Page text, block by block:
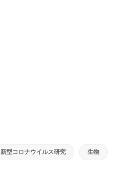
新型コロナウイルス研究 生物